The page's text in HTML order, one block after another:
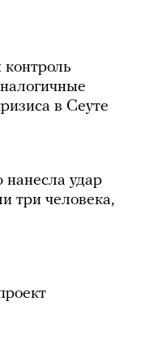
в Сеуте
нанесла удар
три человека,